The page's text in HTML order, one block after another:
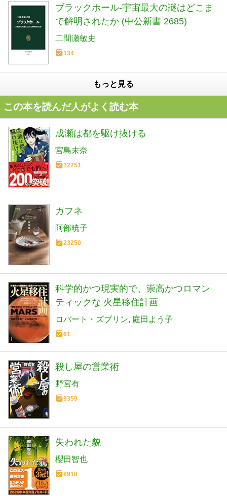
ブラックホール-宇宙最大の謎はどこま
で解明されたか (中公新書 2685)
二間瀬敏史
134
もっと見る
この本を読んだ人がよく読む本
成瀬は都を駆け抜ける
宮島未奈
12751
カフネ
阿部暁子
23250
科学的かつ現実的で、崇高かつロマン
ティックな 火星移住計画
ロバート・ズブリン 庭田よう子
61
殺し屋の営業術
野宮有
9359
失われた貌
櫻田智也
8918